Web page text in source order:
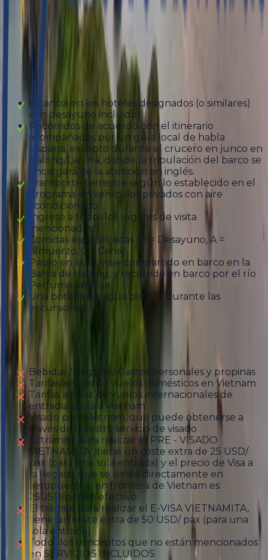
Saída
Incluído
Estancia en los hoteles designados (o similares)
con desayuno incluido.
Recorridos de acuerdo con el itinerario
acompañados por un guía local de habla
hispana, excepto durante el crucero en junco en
Halong/Lan Ha, donde la tripulación del barco se
encargará de la atención en inglés.
Transporte terrestre según lo establecido en el
programa en vehículos privados con aire
acondicionado.
Ingreso a todos los lugares de visita
mencionados.
Comidas especificadas (D = Desayuno, A =
Almuerzo, C = Cena).
Paseo en xiclo, viaje compartido en barco en la
Bahía de Halong, y recorrido en barco por el río
Perfume en Hue.
Una botella de agua por día durante las
excursiones.
Excluído
Bebidas / Seguro / Gastos personales y propinas
Tarifas aéreas de vuelos domésticos en Vietnam
Tarifas aéreas de vuelos internacionales de
entrada/salida a Vietnam
Visado para Vietnam, que puede obtenerse a
través de nuestro servicio de visado
El trámite para realizar el PRE - VISADO
VIETNAMITA , tiene un coste extra de 25 USD/
pax (para una sola entrada) y el precio de Visa a
la llegada que se emite directamente en
aeropuerto o en frontera de Vietnam es
25USD/pax en efectivo
El trámite para realizar el E-VISA VIETNAMITA,
tiene un coste extra de 50 USD/ pax (para una
sola entrada)
Todos los conceptos que no están mencionados
en SERVICIOS INCLUIDOS